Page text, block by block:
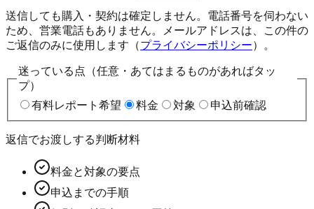
送信しても購入・契約は確定しません。電話番号を伺わない
ため、営業電話もありません。メールアドレスは、この件の
ご返信のみに使用します（プライバシーポリシー）。
迷っている点（任意・あてはまるものがあればタッ
プ）
有料レポート希望
料金 対象 申込前確認
返信でお渡しする判断材料
料金と対象の要点
申込までの手順